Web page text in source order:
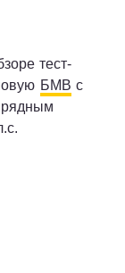
тест-
БМВ с